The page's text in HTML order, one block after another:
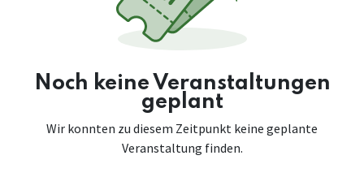
Noch keine Veranstaltungen
geplant
Wir konnten zu diesem Zeitpunkt keine geplante
Veranstaltung finden.